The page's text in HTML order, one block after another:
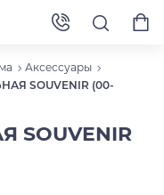
Аксессуары
SOUVENIR (00-